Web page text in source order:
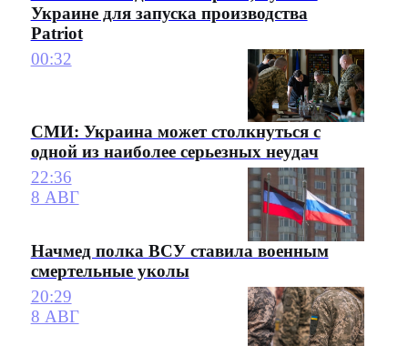
Украине для запуска производства
Patriot
00:32
СМИ: Украина может столкнуться с
одной из наиболее серьезных неудач
22:36
8 АВГ
Начмед полка ВСУ ставила военным
смертельные уколы
20:29
8 АВГ